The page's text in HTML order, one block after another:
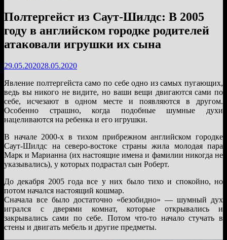
Полтергейст из Саут-Шилдс: В 2005
году в английском городке родителей
атаковали игрушки их сына
29.05.202028.05.2020
Явление полтергейста само по себе одно из самых пугающих,
ведь вы никого не видите, но ваши вещи двигаются сами по
себе, исчезают в одном месте и появляются в другом.
Особенно страшно, когда подобные шумные духи
нацеливаются на ребенка и его игрушки.
В начале 2000-х в тихом прибрежном английском городке
Саут-Шилдс на северо-востоке страны жила молодая пара
Марк и Марианна (их настоящие имена и фамилии никогда не
указывались), у которых подрастал сын Роберт.
До декабря 2005 года все у них было тихо и спокойно, но
потом начался настоящий кошмар.
Сначала все было достаточно «безобидно» — шумный дух
игрался с дверями комнат, которые открывались и
закрывались сами по себе. Потом что-то начало стучать в
стены и двигать мебель и другие предметы.